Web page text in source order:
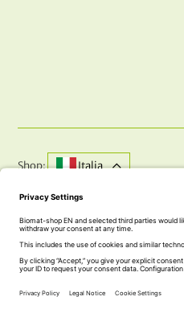
Shop: Italia
DO YOU HAVE
+43 (0) 5242 74 100